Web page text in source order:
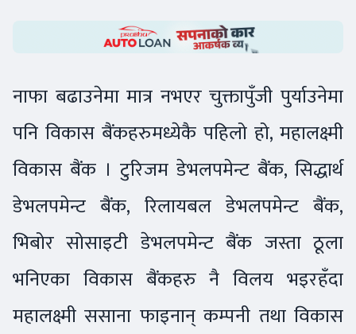
नाफा बढाउनेमा मात्र नभएर चुक्तापुँजी पुर्याउनेमा
पनि विकास बैंकहरुमध्येकै पहिलो हो, महालक्ष्मी
विकास बैंक । टुरिजम डेभलपमेन्ट बैंक, सिद्धार्थ
डेभलपमेन्ट बैंक, रिलायबल डेभलपमेन्ट बैंक,
भिबोर सोसाइटी डेभलपमेन्ट बैंक जस्ता ठूला
भनिएका विकास बैंकहरु नै विलय भइरहँदा
महालक्ष्मी ससाना फाइनान् कम्पनी तथा विकास